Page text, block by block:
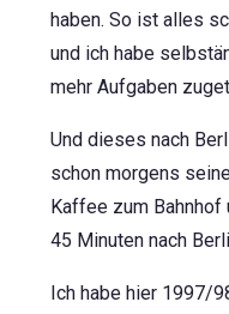
haben. So ist alles
und ich habe
mehr Aufgaben
Und dieses nach
schon morgens
Kaffee zum Bahnhof
45 Minuten nach
Ich habe hier 1997/